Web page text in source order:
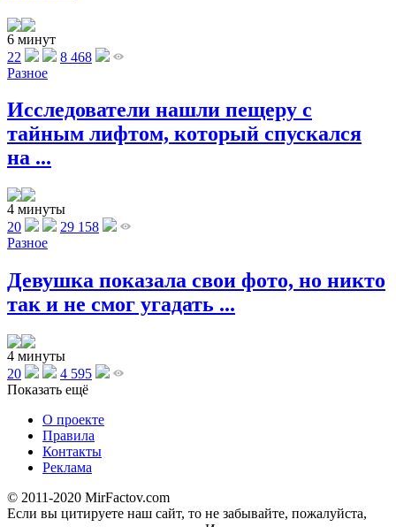
6 минут
22
8 468
Разное
Исследователи нашли пещеру с
тайным лифтом, который спускался
на ...
4 минуты
20
29 158
Разное
Девушка показала свои фото, но никто
так и не смог угадать ...
4 минуты
20
4 595
Показать ещё
О проекте
Правила
Контакты
Реклама
© 2011-2020 MirFactov.com
Если вы цитируете наш сайт, то не забывайте, пожалуйста,